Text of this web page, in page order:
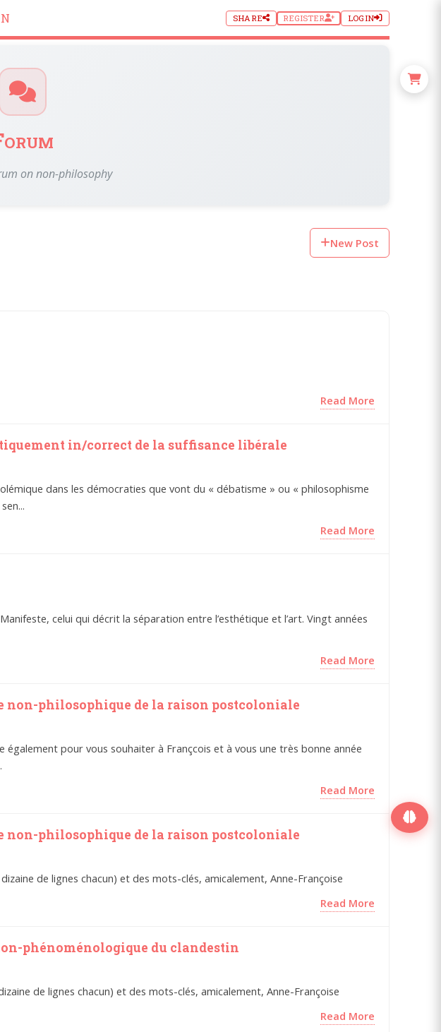
SHARE REGISTER LOGIN
on non-philosophy
New Post
Read More
in/correct de la suffisance libérale
dans les démocraties que vont du « débatisme » ou « philosophisme
Read More
celui qui décrit la séparation entre l’esthétique et l’art. Vingt années
Read More
non-philosophique de la raison postcoloniale
pour vous souhaiter à Françcois et à vous une très bonne année
Read More
non-philosophique de la raison postcoloniale
de lignes chacun) et des mots-clés, amicalement, Anne-Françoise
Read More
phénoménologique du clandestin
de lignes chacun) et des mots-clés, amicalement, Anne-Françoise
Read More